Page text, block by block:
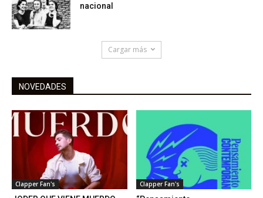
nacional
Cargar más
NOVEDADES
Clapper Fan's Clapper Fan's